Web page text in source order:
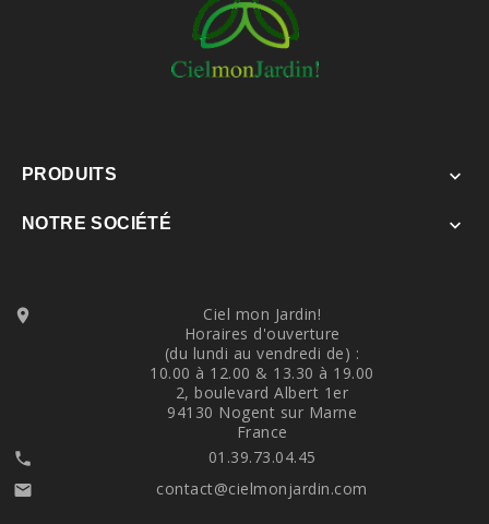
PRODUITS 
NOTRE SOCIÉTÉ 

Ciel mon Jardin!
Horaires d'ouverture
(du lundi au vendredi de) :
10.00 à 12.00 & 13.30 à 19.00
2, boulevard Albert 1er
94130 Nogent sur Marne
France
 01.39.73.04.45
 contact@cielmonjardin.com